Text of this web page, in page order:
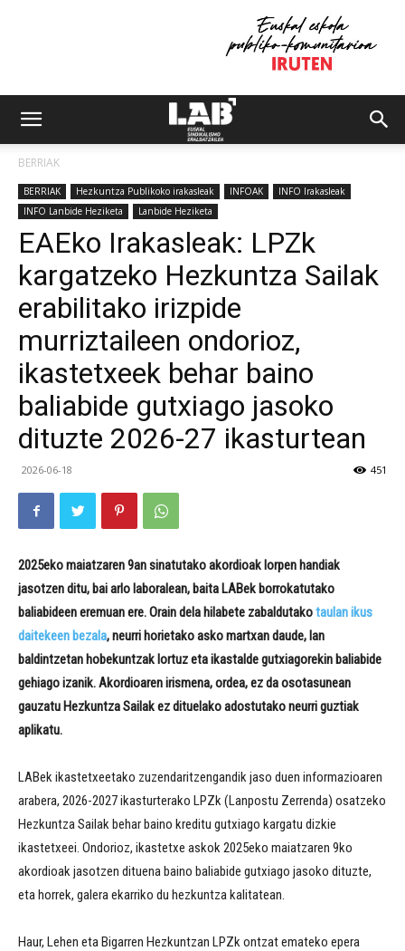
BERRIAK
BERRIAK Hezkuntza Publikoko irakasleak INFOAK
INFO Irakasleak
INFO Lanbide Heziketa
Lanbide Heziketa
EAEko Irakasleak: LPZk
kargatzeko Hezkuntza Sailak
erabilitako irizpide
murriztaileen ondorioz,
ikastetxeek behar baino
baliabide gutxiago jasoko
dituzte 2026-27 ikasturtean
2026-06-18 451
2025eko maiatzaren 9an sinatutako akordioak lorpen handiak
jasotzen ditu, bai arlo laboralean, baita LABek borrokatutako
baliabideen eremuanere. Orain dela hilabete zabaldutakotaulan ikus
daitekeen bezala, neurri horietako asko martxan daude, lan
baldintzetan hobekuntzak lortuz eta ikastalde gutxiagorekin baliabide
gehiago izanik.Akordioaren irismena, ordea, ez da osotasunean
gauzatu Hezkuntza Sailak ez dituelako adostutako neurri guztiak
aplikatu.
LABek ikastetxeetako zuzendaritzengandik jaso duen informazioaren
arabera, 2026-2027 ikasturterako LPZk (Lanpostu Zerrenda) osatzeko
Hezkuntza Sailak behar baino kreditu gutxiago kargatu dizkie
ikastetxeei. Ondorioz, ikastetxe askok 2025eko maiatzaren 9ko
akordioak jasotzen dituena baino baliabide gutxiago jasoko dituzte,
eta horrek, galera ekarriko du hezkuntza kalitatean.
Haur, Lehen eta Bigarren Hezkuntzan LPZk ontzat emateko epera